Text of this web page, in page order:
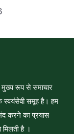
मुख्य रूप से समाचार
स्वयंसेवी समूह है। हम
करने का प्रयास
है ।